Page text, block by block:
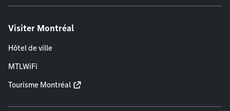
Visiter Montréal
Hôtel de ville
MTLWiFi
Tourisme Montréal